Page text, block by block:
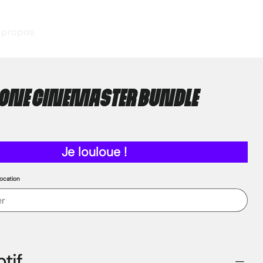
cinemaster bundle
Je louloue !